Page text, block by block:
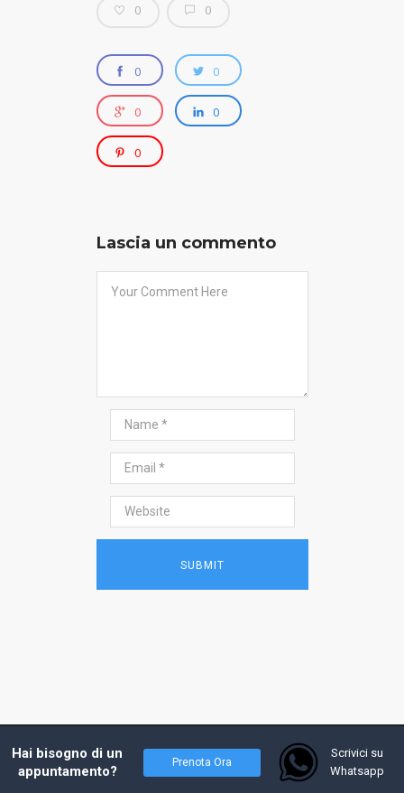
0 0
0 0
0 0
0
Lascia un commento
2017 - Prof. Andrea Costanzo, tutti i diritti
riservati - Powered byW4Y
Hai bisogno di un
appuntamento?
Prenota Ora
Scrivici su
Whatsapp